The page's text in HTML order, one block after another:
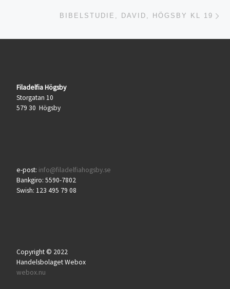
BIBELSTUDIE, DAVID, HÖGSBY KL 19
Filadelfia Högsby
Storgatan 10
579 30 Högsby
e-post: info@filadelfiahogsby.se
Bankgiro: 5590-7802
Swish: 123 495 79 08
Copyright © 2022
Handelsbolaget Webox
webox.nu